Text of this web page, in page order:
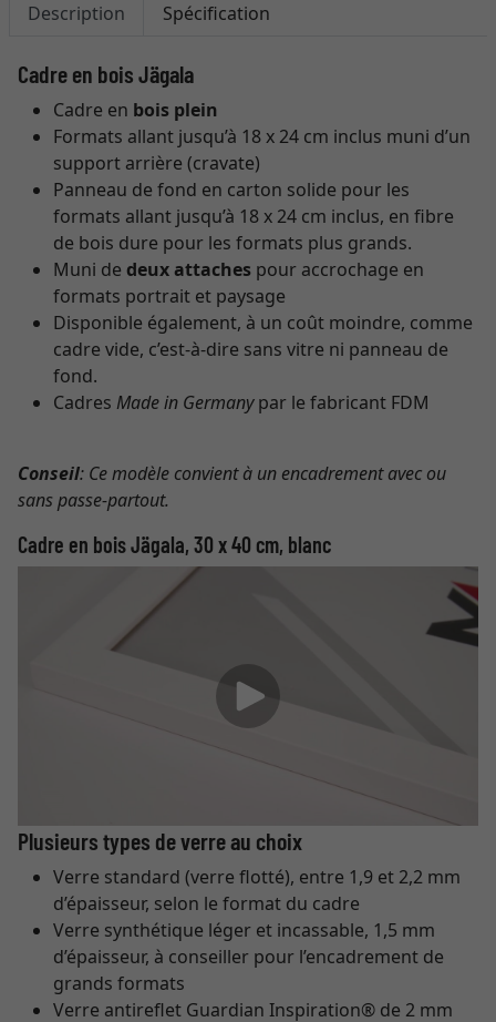
Description Spécification
Cadre en bois Jägala
Cadre en bois plein
Formats allant jusqu’à 18 x 24 cm inclus muni d’un
support arrière (cravate)
Panneau de fond en carton solide pour les
formats allant jusqu’à 18 x 24 cm inclus, en fibre
de bois dure pour les formats plus grands.
Muni de deux attaches pour accrochage en
formats portrait et paysage
Disponible également, à un coût moindre, comme
cadre vide, c’est-à-dire sans vitre ni panneau de
fond.
Cadres Made in Germanypar le fabricant FDM
Conseil: Ce modèle convient à un encadrement avec ou
sans passe-partout.
Cadre en bois Jägala, 30 x 40 cm, blanc
Plusieurs types de verre au choix
Verre standard (verre flotté), entre 1,9 et 2,2 mm
d’épaisseur, selon le format du cadre
Verre synthétique léger et incassable, 1,5 mm
d’épaisseur, à conseiller pour l’encadrement de
grands formats
Verre antireflet Guardian Inspiration® de 2 mm